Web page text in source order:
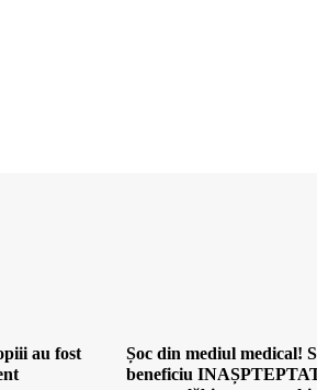
au fost
Șoc din mediul medical!
beneficiu